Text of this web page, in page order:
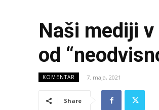
Naši mediji
od
KOMENTAR 7. maja, 2021
Share